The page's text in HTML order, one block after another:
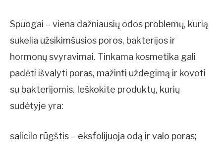
Spuogai – viena dažniausių odos problemų, kurią
sukelia užsikimšusios poros, bakterijos ir
hormonų svyravimai. Tinkama kosmetika gali
padėti išvalyti poras, mažinti uždegimą ir kovoti
su bakterijomis. Ieškokite produktų, kurių
sudėtyje yra:
salicilo rūgštis – eksfolijuoja odą ir valo poras;